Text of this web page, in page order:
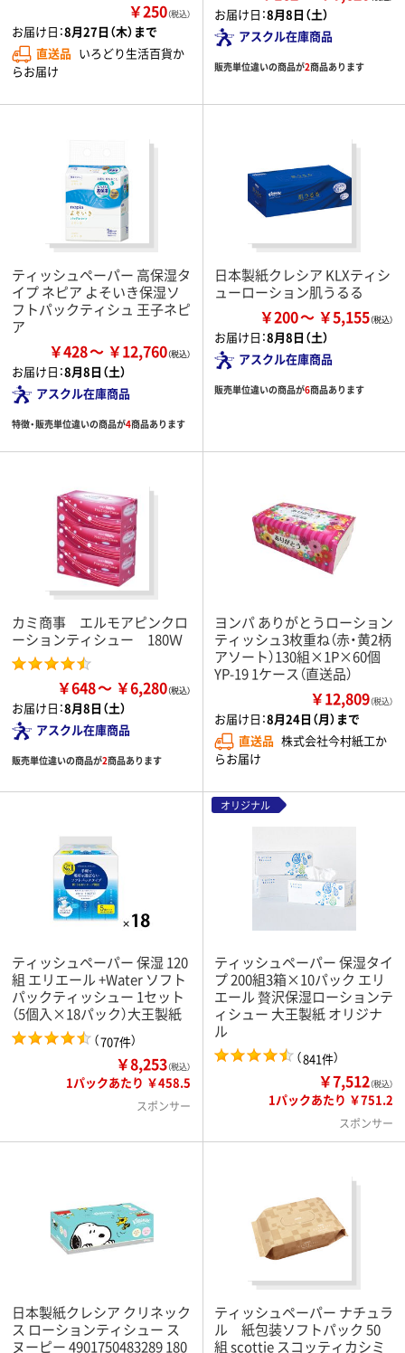
￥250（税込）
お届け日：8月27日（木）まで
直送品 いろどり生活百貨か
らお届け
お届け日：8月8日（土）
アスクル在庫商品
販売単位違いの商品が2商品あります
ティッシュペーパー 高保湿タ
イプ ネピア よそいき保湿ソ
フトパックティシュ 王子ネピ
ア
￥428 ￥12,760
お届け日：8月8日（土）
アスクル在庫商品
特徴・販売単位違いの商品が4商品あります
日本製紙クレシア KLXティシ
ューローション肌うるる
￥200 ￥5,155
お届け日：8月8日（土）
アスクル在庫商品
販売単位違いの商品が6商品あります
カミ商事 エルモアピンクロ
ーションティシュー 180Ｗ
￥648 ￥6,280
お届け日：8月8日（土）
アスクル在庫商品
販売単位違いの商品が2商品あります
ヨンパ ありがとうローション
ティッシュ3枚重ね（赤・黄2柄
アソート）130組×1P×60個
YP-19 1ケース（直送品）
￥12,809（税込）
お届け日：8月24日（月）まで
直送品 株式会社今村紙工か
らお届け
ティッシュペーパー 保湿 120
組 エリエール +Water ソフト
パックティッシュー 1セット
（5個入×18パック）大王製紙
（707件）
￥8,253（税込）
1パックあたり ￥458.5
スポンサー
オリジナル
ティッシュペーパー 保湿タイ
プ 200組3箱×10パック エリ
エール 贅沢保湿ローションテ
ィシュー 大王製紙 オリジナ
ル
（841件）
￥7,512（税込）
1パックあたり ￥751.2
スポンサー
日本製紙クレシア クリネック
ス ローションティシュー ス
ヌーピー 4901750483289 180
ティッシュペーパー ナチュラ
ル 紙包装ソフトパック 50
組 scottie スコッティカシミ